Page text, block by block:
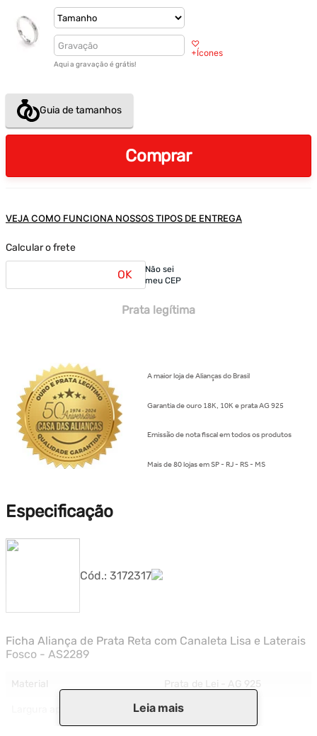
♡
+Ícones
Aqui a gravação é grátis!
Guia de tamanhos
Comprar
VEJA COMO FUNCIONA NOSSOS TIPOS DE ENTREGA
Calcular o frete
OK
Não sei
meu CEP
Prata legítima
A maior loja de Alianças do Brasil
Garantia de ouro 18K, 10K e prata AG 925
Emissão de nota fiscal em todos os produtos
Mais de 80 lojas em SP - RJ - RS - MS
Especificação
Cód.: 3172317
Ficha Aliança de Prata Reta com Canaleta Lisa e Laterais
Fosco - AS2289
Material Prata de Lei - AG 925
1.50 mm
Leia mais